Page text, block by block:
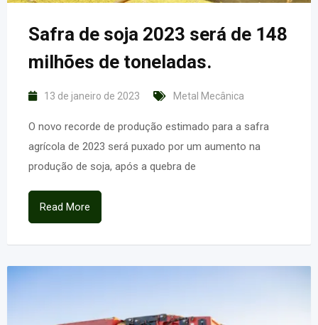
Safra de soja 2023 será de 148
milhões de toneladas.
13 de janeiro de 2023 Metal Mecânica
O novo recorde de produção estimado para a safra
agrícola de 2023 será puxado por um aumento na
produção de soja, após a quebra de
Read More